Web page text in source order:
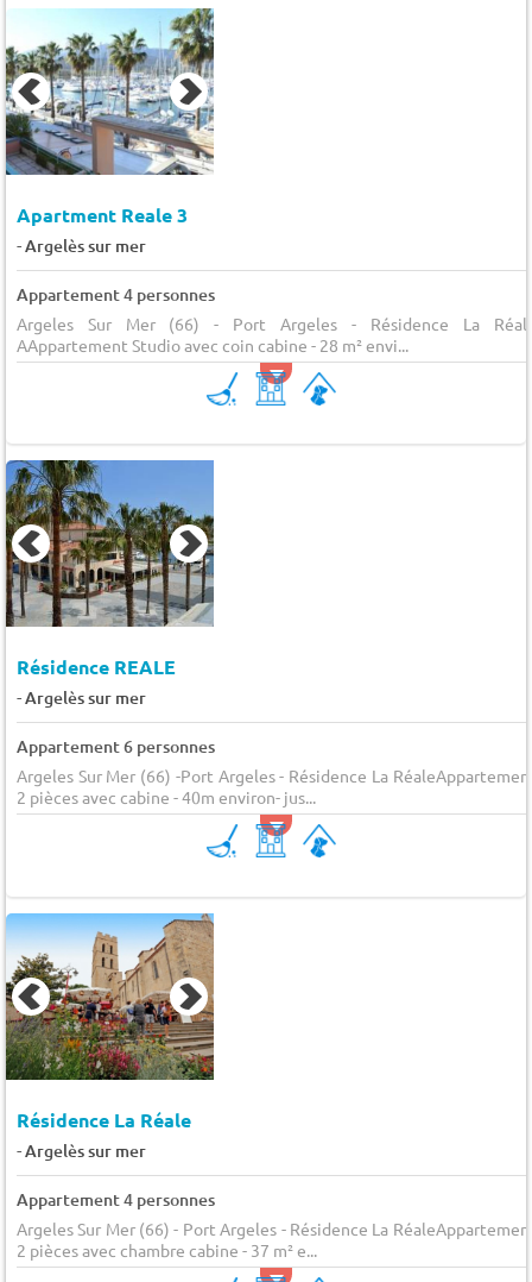
Apartment Reale 3
-Argelès sur mer
Appartement 4 personnes
Argeles Sur Mer (66) - Port Argeles - Résidence La
AAppartement Studio avec coin cabine - 28 m² envi...
Résidence REALE
-Argelès sur mer
Appartement 6 personnes
Argeles Sur Mer (66) -Port Argeles - Résidence La
2 pièces avec cabine - 40m environ- jus...
Résidence La Réale
-Argelès sur mer
Appartement 4 personnes
Argeles Sur Mer (66) - Port Argeles - Résidence La
2 pièces avec chambre cabine - 37 m² e...